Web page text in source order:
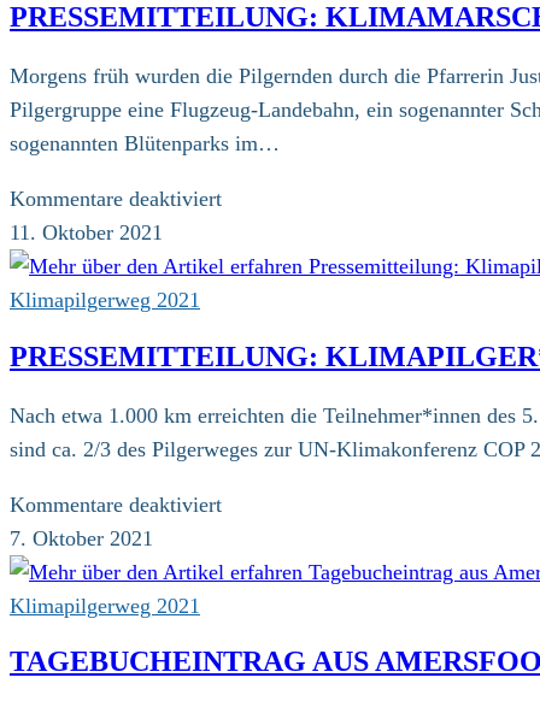
der
PRESSEMITTEILUNG:
Morgens früh wurden die Pilgernden durch die Pfarrerin
Pilgergruppe eine Flugzeug-Landebahn, ein sogenannter
sogenannten Blütenparks im…
Kommentare deaktiviertfür
Klimamarsch
11. Oktober 2021
Klimapilgerweg 2021
PRESSEMITTEILUNG:
Nach etwa 1.000 km erreichten die Teilnehmer*innen des
sind ca. 2/3 des Pilgerweges zur UN-Klimakonferenz
Kommentare deaktiviertfür
Klimapilger*innen
ihr
7. Oktober 2021
Klimapilgerweg 2021
TAGEBUCHEINTRAG AUS